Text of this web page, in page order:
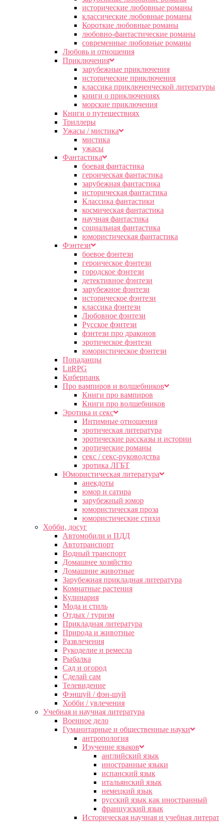
исторические любовные романы
классические любовные романы
Короткие любовные романы
любовно-фантастические романы
современные любовные романы
Любовь и отношения
Приключения
зарубежные приключения
исторические приключения
классика приключенческой литературы
книги о приключениях
морские приключения
Книги о путешествиях
Триллеры
Ужасы / мистика
мистика
ужасы
Фантастика
боевая фантастика
героическая фантастика
зарубежная фантастика
историческая фантастика
Классика фантастики
космическая фантастика
научная фантастика
социальная фантастика
юмористическая фантастика
Фэнтези
боевое фэнтези
героическое фэнтези
городское фэнтези
детективное фэнтези
зарубежное фэнтези
историческое фэнтези
классика фэнтези
Любовное фэнтези
Русское фэнтези
фэнтези про драконов
эротическое фэнтези
юмористическое фэнтези
Попаданцы
LitRPG
Киберпанк
Про вампиров и волшебников
Книги про вампиров
Книги про волшебников
Эротика и секс
Интимные отношения
эротическая литература
эротические рассказы и истории
эротические романы
секс / секс-руководства
эротика ЛГБТ
Юмористическая литература
анекдоты
юмор и сатира
зарубежный юмор
юмористическая проза
юмористические стихи
Хобби, досуг
Автомобили и ПДД
Автотранспорт
Водный транспорт
Домашнее хозяйство
Домашние животные
Зарубежная прикладная литература
Комнатные растения
Кулинария
Мода и стиль
Отдых / туризм
Прикладная литература
Природа и животные
Развлечения
Рукоделие и ремесла
Рыбалка
Сад и огород
Сделай сам
Телевидение
Фэншуй / фэн-шуй
Хобби / увлечения
Учебная и научная литература
Военное дело
Гуманитарные и общественные науки
антропология
Изучение языков
английский язык
иностранные языки
испанский язык
итальянский язык
немецкий язык
русский язык как иностранный
французский язык
Историческая научная и учебная